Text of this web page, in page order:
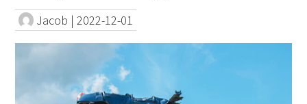
Jacob |2022-12-01